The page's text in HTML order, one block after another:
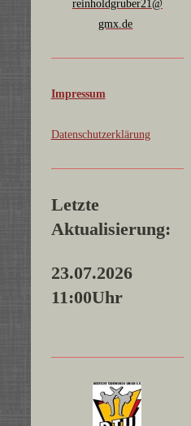
reinholdgruber21@
gmx.de
Impressum
Datenschutzerklärung
Letzte
Aktualisierung:
23.07.2026
11:00Uhr